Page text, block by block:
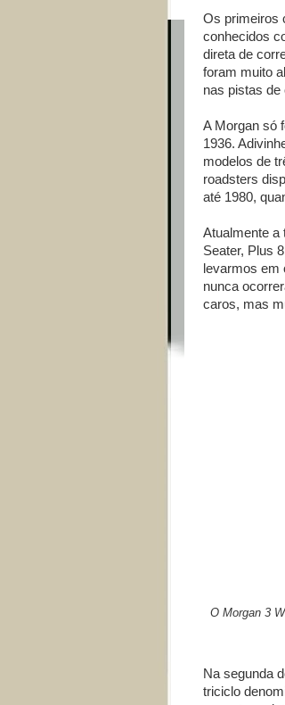
Os primeiros
conhecidos
direta de
foram muito
nas pistas de
A Morgan só
1936.
modelos de
roadsters
até 1980,
Atualmente a
Seater, Plus
levarmos em
nunca
caros, mas
O Morgan 3
Na segunda
triciclo